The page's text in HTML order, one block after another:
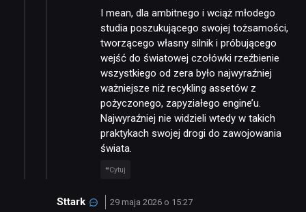
I mean, dla ambitnego i wciąż młodego
studia poszukującego swojej tożsamości,
tworzącego własny silnik i próbującego
wejść do światowej czołówki rzeźbienie
wszystkiego od zera było najwyraźniej
ważniejsze niż recykling assetów z
pożyczonego, zapyziałego engine’u.
Najwyraźniej nie widzieli wtedy w takich
praktykach swojej drogi do zawojowania
świata.
Cytuj
Sttark 29 maja 2026 o 15:27